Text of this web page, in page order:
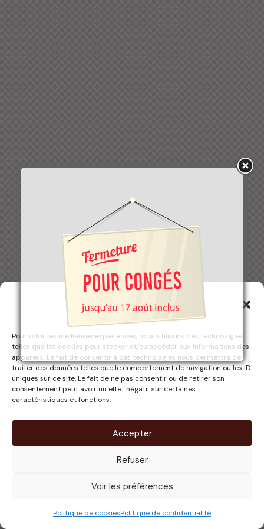
cookies
Pour offrir les meilleures expériences, nous utilisons des technologies
telles que les cookies pour stocker et/ou accéder aux informations des
appareils. Le fait de consentir à ces technologies nous permettra de
traiter des données telles que le comportement de navigation ou les ID
uniques sur ce site. Le fait de ne pas consentir ou de retirer son
consentement peut avoir un effet négatif sur certaines
caractéristiques et fonctions.
Accepter
Refuser
Voir les préférences
Politique de cookiesPolitique de confidentialité